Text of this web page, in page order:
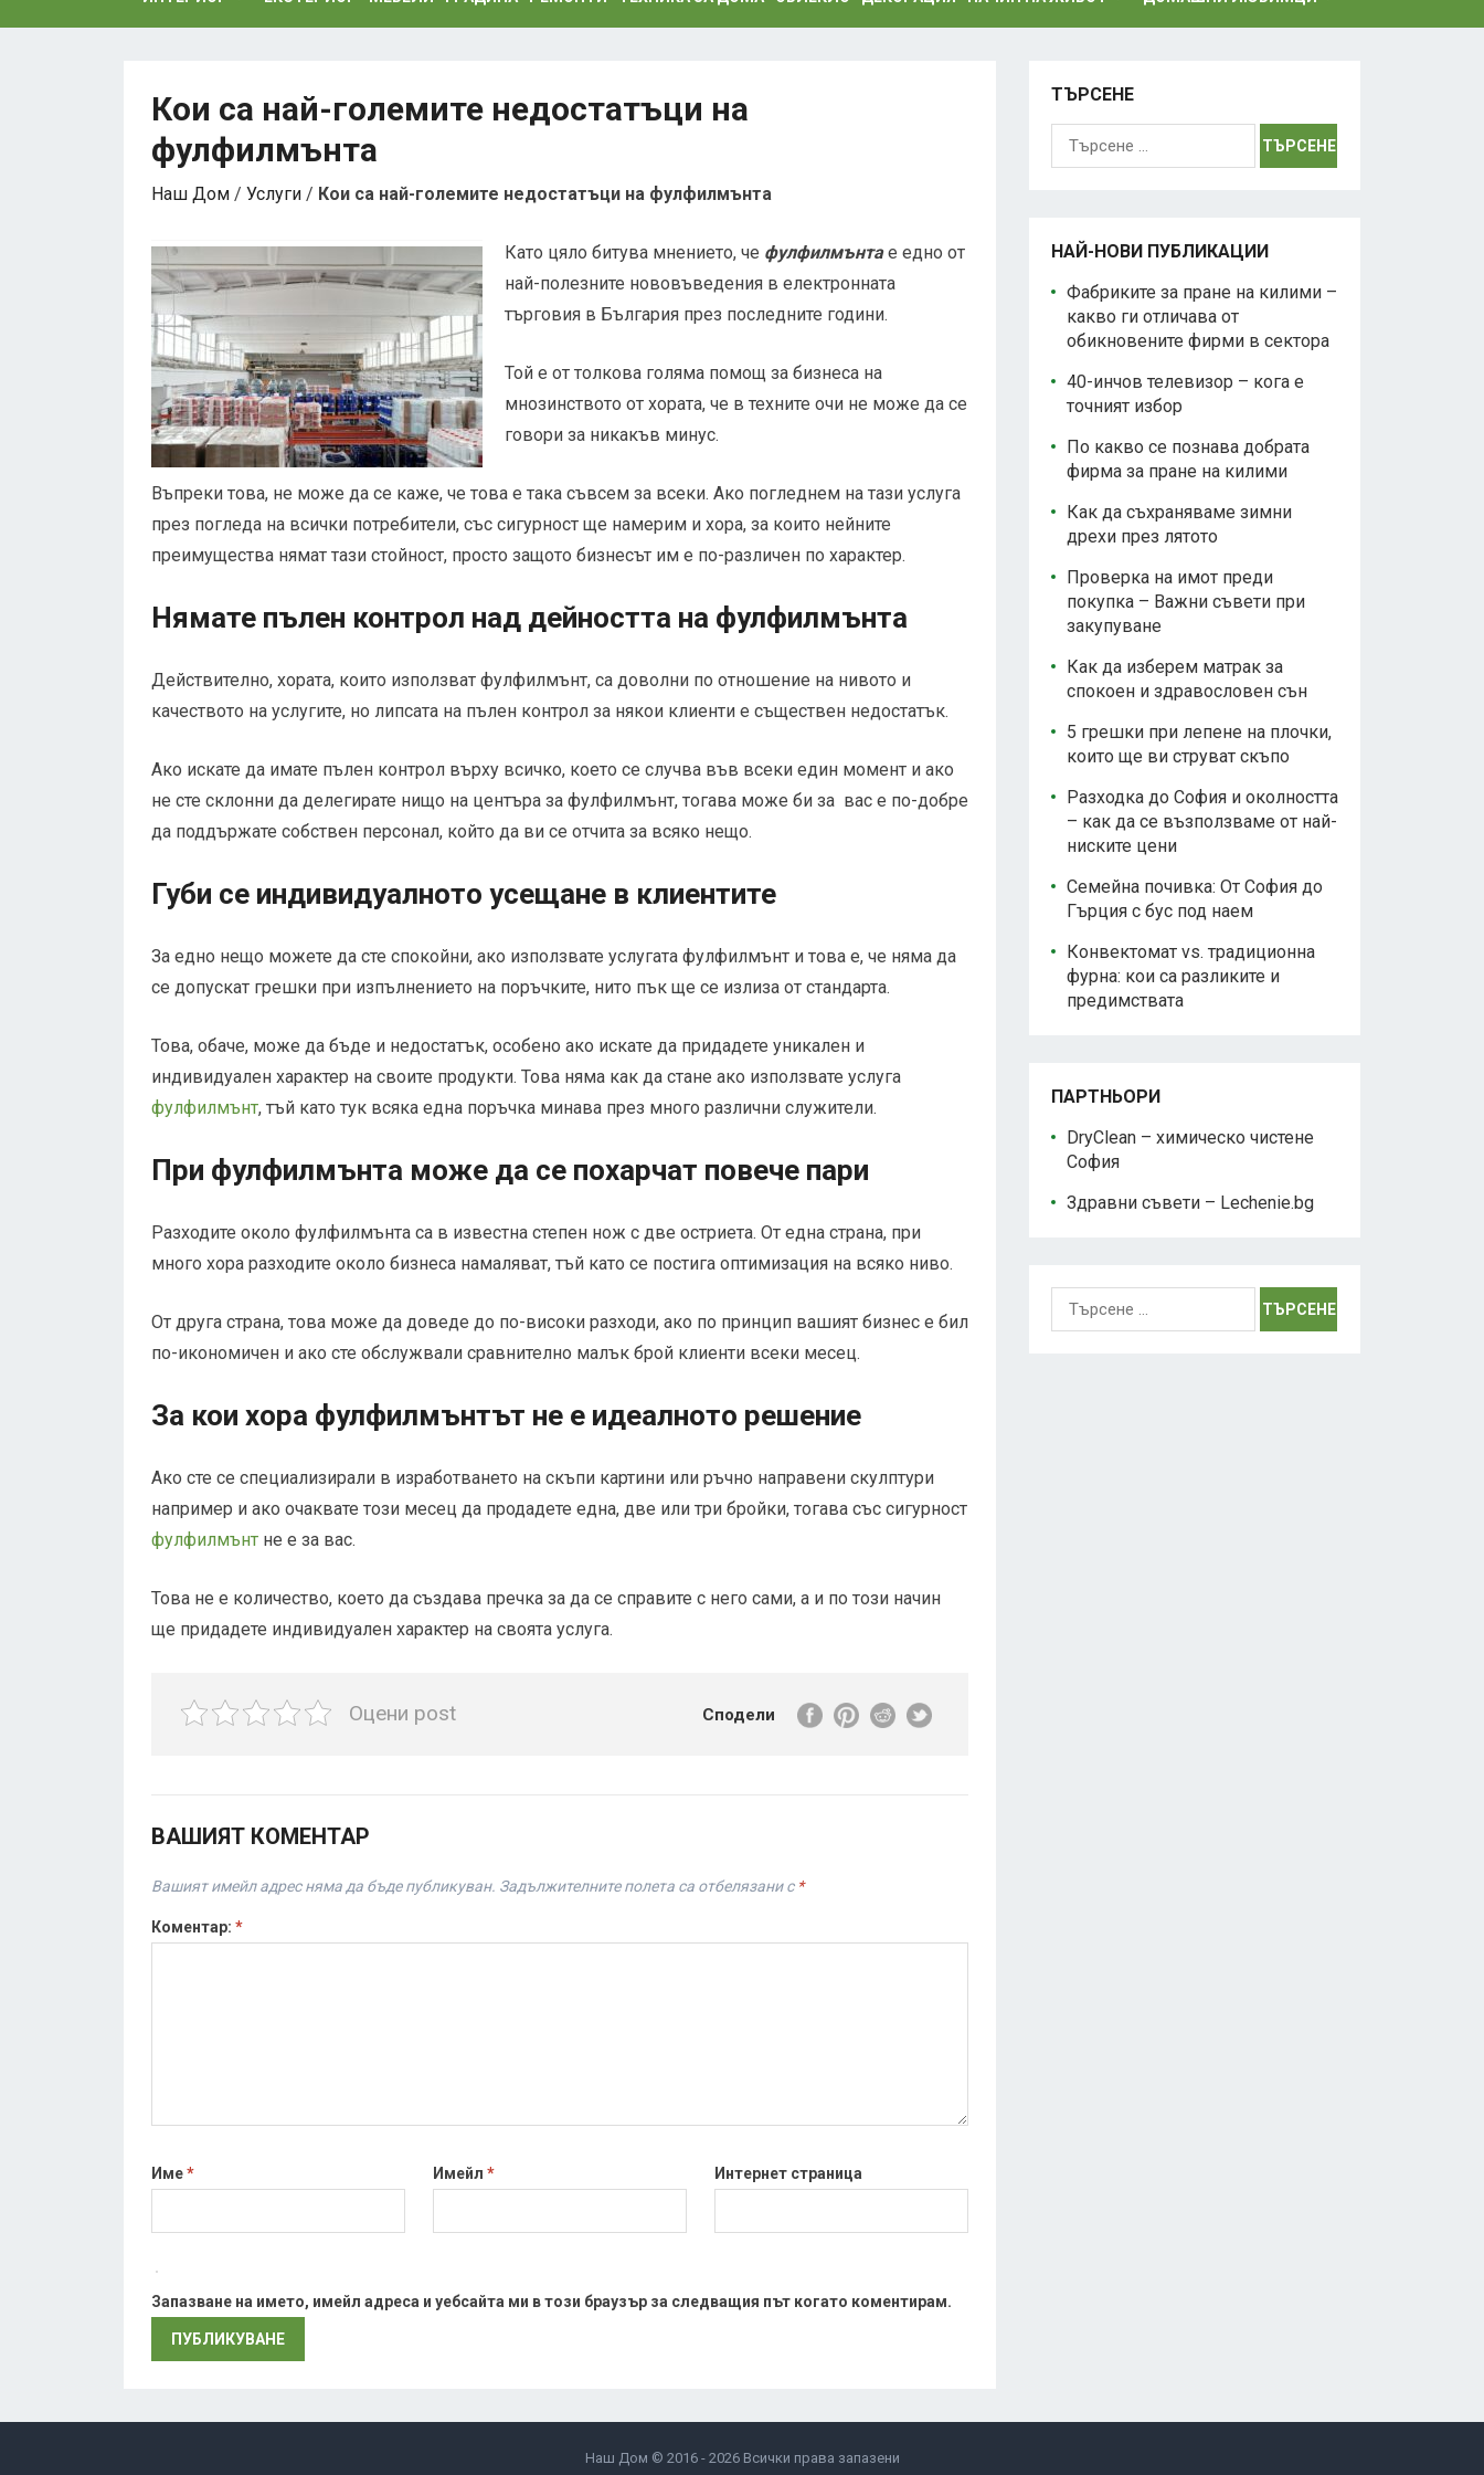
Кои са най-големите недостатъци на
фулфилмънта
Наш Дом / Услуги / Кои са най-големите недостатъци на фулфилмънта
Като цяло битува мнението, че фулфилмънтае едно от
най-полезните нововъведения в електронната
търговия в България през последните години.
Той е от толкова голяма помощ за бизнеса на
мнозинството от хората, че в техните очи не може да се
говори за никакъв минус.
Въпреки това, не може да се каже, че това е така съвсем за всеки. Ако погледнем на тази услуга
през погледа на всички потребители, със сигурност ще намерим и хора, за които нейните
преимущества нямат тази стойност, просто защото бизнесът им е по-различен по характер.
Нямате пълен контрол над дейността на фулфилмънта
Действително, хората, които използват фулфилмънт, са доволни по отношение на нивото и
качеството на услугите, но липсата на пълен контрол за някои клиенти е съществен недостатък.
Ако искате да имате пълен контрол върху всичко, което се случва във всеки един момент и ако
не сте склонни да делегирате нищо на центъра за фулфилмънт, тогава може би за вас е по-добре
да поддържате собствен персонал, който да ви се отчита за всяко нещо.
Губи се индивидуалното усещане в клиентите
За едно нещо можете да сте спокойни, ако използвате услугата фулфилмънт и това е, че няма да
се допускат грешки при изпълнението на поръчките, нито пък ще се излиза от стандарта.
Това, обаче, може да бъде и недостатък, особено ако искате да придадете уникален и
индивидуален характер на своите продукти. Това няма как да стане ако използвате услуга
фулфилмънт, тъй като тук всяка една поръчка минава през много различни служители.
При фулфилмънта може да се похарчат повече пари
Разходите около фулфилмънта са в известна степен нож с две остриета. От една страна, при
много хора разходите около бизнеса намаляват, тъй като се постига оптимизация на всяко ниво.
От друга страна, това може да доведе до по-високи разходи, ако по принцип вашият бизнес е бил
по-икономичен и ако сте обслужвали сравнително малък брой клиенти всеки месец.
За кои хора фулфилмънтът не е идеалното решение
Ако сте се специализирали в изработването на скъпи картини или ръчно направени скулптури
например и ако очаквате този месец да продадете една, две или три бройки, тогава със сигурност
фулфилмънт не е за вас.
Това не е количество, което да създава пречка за да се справите с него сами, а и по този начин
ще придадете индивидуален характер на своята услуга.
Оцени post Сподели
ВАШИЯТ КОМЕНТАР
Вашият имейл адрес няма да бъде публикуван. Задължителните полета са отбелязани с *
Коментар: *
Име* Имейл * Интернет страница
Запазване на името, имейл адреса и уебсайта ми в този браузър за следващия път когато коментирам.
ТЪРСЕНЕ
Търсене
НАЙ-НОВИ ПУБЛИКАЦИИ
Фабриките за пране на килими –
какво ги отличава от
обикновените фирми в сектора
40-инчов телевизор – кога е
точният избор
По какво се познава добрата
фирма за пране на килими
Как да съхраняваме зимни
дрехи през лятото
Проверка на имот преди
покупка – Важни съвети при
закупуване
Как да изберем матрак за
спокоен и здравословен сън
5 грешки при лепене на плочки,
които ще ви струват скъпо
Разходка до София и околността
– как да се възползваме от най-
ниските цени
Семейна почивка: От София до
Гърция с бус под наем
Конвектомат vs. традиционна
фурна: кои са разликите и
предимствата
ПАРТНЬОРИ
DryClean – химическо чистене
София
Здравни съвети – Lechenie.bg
Търсене
Наш Дом © 2016 - 2026 Всички права запазени